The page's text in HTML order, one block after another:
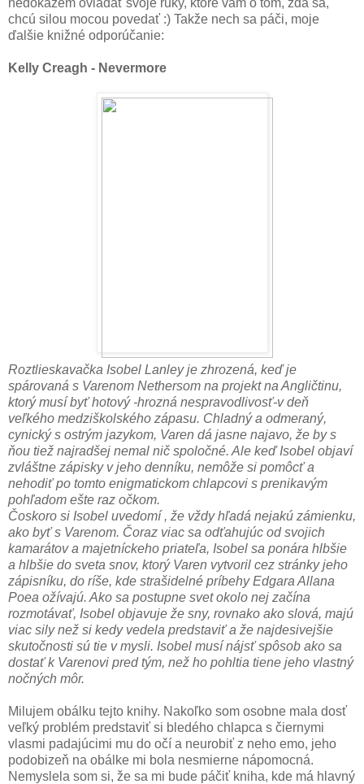
chcú silou mocou povedať :) Takže nech sa páči, moje
ďalšie knižné odporúčanie:
Kelly Creagh - Nevermore
Roztlieskavačka Isobel Lanley je zhrozená, keď je
spárovaná s Varenom Nethersom na projekt na Angličtinu,
ktorý musí byť hotový -hrozná nespravodlivosť-v deň
veľkého medziškolského zápasu. Chladný a odmeraný,
cynický s ostrým jazykom, Varen dá jasne najavo, že by s
ňou tiež najradšej nemal nič spoločné. Ale keď Isobel objaví
zvláštne zápisky v jeho denníku, nemôže si pomôcť a
nehodiť po tomto enigmatickom chlapcovi s prenikavým
pohľadom ešte raz očkom.
Čoskoro si Isobel uvedomí , že vždy hľadá nejakú zámienku,
ako byť s Varenom. Čoraz viac sa odťahujúc od svojich
kamarátov a majetníckeho priateľa, Isobel sa ponára hlbšie
a hlbšie do sveta snov, ktorý Varen vytvoril cez stránky jeho
zápisníku, do ríše, kde strašidelné príbehy Edgara Allana
Poea ožívajú. Ako sa postupne svet okolo nej začína
rozmotávať, Isobel objavuje že sny, rovnako ako slová, majú
viac sily než si kedy vedela predstaviť a že najdesivejšie
skutočnosti sú tie v mysli. Isobel musí nájsť spôsob ako sa
dostať k Varenovi pred tým, než ho pohltia tiene jeho vlastný
nočných môr.
Milujem obálku tejto knihy. Nakoľko som osobne mala dosť
veľký problém predstaviť si bledého chlapca s čiernymi
vlasmi padajúcimi mu do očí a neurobiť z neho emo, jeho
podobizeň na obálke mi bola nesmierne nápomocná.
Nemyslela som si, že sa mi bude páčiť kniha, kde má hlavný